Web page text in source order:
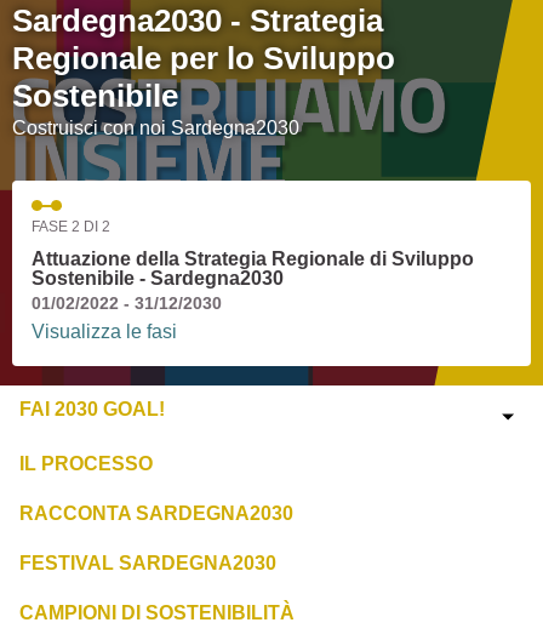
Sardegna2030 - Strategia
Regionale per lo Sviluppo
Sostenibile
Costruisci con noi Sardegna2030
FASE 2 DI 2
Attuazione della Strategia Regionale di Sviluppo
Sostenibile - Sardegna2030
01/02/2022 - 31/12/2030
Visualizza le fasi
FAI 2030 GOAL!
IL PROCESSO
RACCONTA SARDEGNA2030
FESTIVAL SARDEGNA2030
CAMPIONI DI SOSTENIBILITÀ